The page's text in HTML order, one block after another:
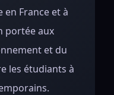
France et à
portée aux
et du
les étudiants à